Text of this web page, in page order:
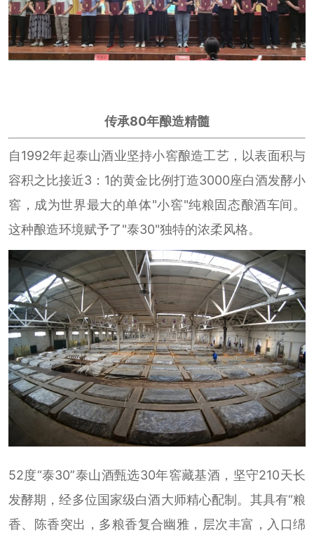
传承80年酿造精髓
自1992年起泰山酒业坚持小窖酿造工艺，以表面积与
容积之比接近3：1的黄金比例打造3000座白酒发酵小
窖，成为世界最大的单体"小窖"纯粮固态酿酒车间。
这种酿造环境赋予了"泰30"独特的浓柔风格。
52度“泰30”泰山酒甄选30年窖藏基酒，坚守210天长
发酵期，经多位国家级白酒大师精心配制。其具有“粮
香、陈香突出，多粮香复合幽雅，层次丰富，入口绵